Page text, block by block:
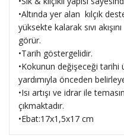
•Altında yer alan kılçık
yüksekte kalarak sıvı
görür.
•Tarih göstergelidir.
•Kokunun değişeceği tarihi
yardımıyla önceden
•Isı artışı ve idrar ile
çıkmaktadır.
•Ebat:17x1,5x17 cm